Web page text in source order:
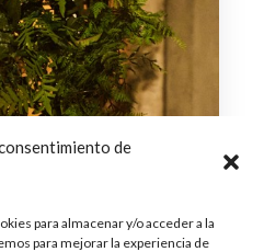
de
para almacenar y/o acceder a la
para mejorar la experiencia de